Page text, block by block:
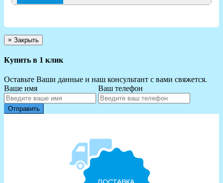
× Закрыть
Купить в 1 клик
Оставьте Ваши данные и наш консультант с вами свяжется.
Ваше имя
Ваш телефон
Отправить